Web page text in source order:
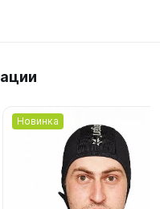
Новинка